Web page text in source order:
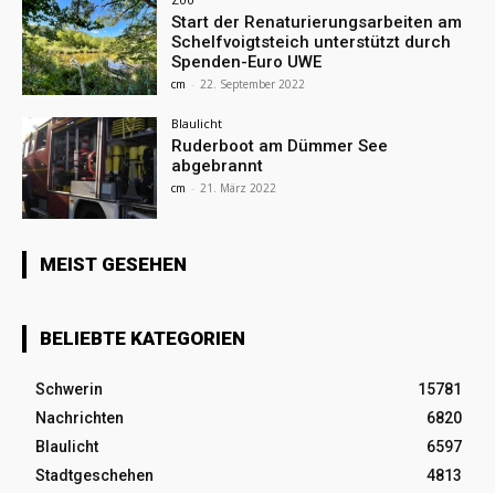
Start der Renaturierungsarbeiten am
Schelfvoigtsteich unterstützt durch
Spenden-Euro UWE
cm - 22. September 2022
Blaulicht
Ruderboot am Dümmer See
abgebrannt
cm - 21. März 2022
MEIST GESEHEN
BELIEBTE KATEGORIEN
Schwerin
15781
Nachrichten
6820
Blaulicht
6597
Stadtgeschehen
4813